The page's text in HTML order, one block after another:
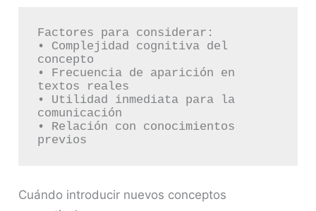
Factores para considerar:
• Complejidad cognitiva del
concepto
• Frecuencia de aparición en
textos reales
• Utilidad inmediata para la
comunicación
• Relación con conocimientos
Cuándo introducir nuevos conceptos